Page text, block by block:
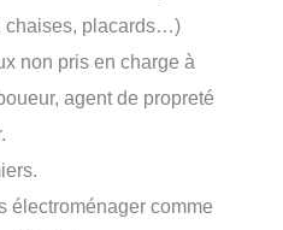
chaises, placards…)
non pris en charge à
agent de propreté
électroménager comme